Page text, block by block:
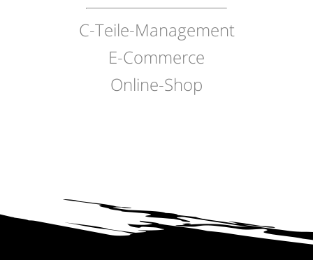
C-Teile-Management
E-Commerce
Online-Shop